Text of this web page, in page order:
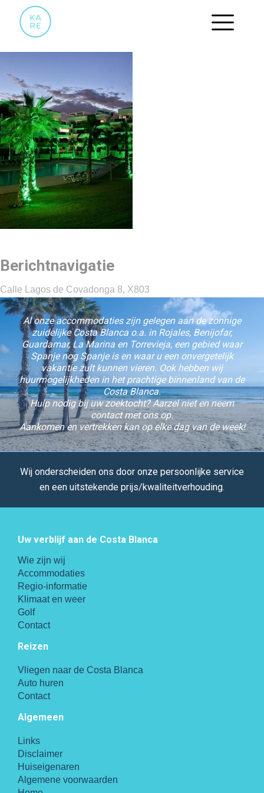
IMG_E9729
Berichtnavigatie
Calle Lagos de Covadonga 8, X803
Al onze accommodaties zijn gelegen aan de zonnige
zuidelijke Costa Blanca o.a. in Rojales, Benijofar,
Guardamar, La Marina en Torrevieja, een gebied waar
Spanje nog Spanje is en waar u een onvergetelijk
vakantie zult kunnen vieren. Ook hebben wij
huurmogelijkheden in het prachtige binnenland van de
Costa Blanca.
Hulp nodig bij uw zoektocht? Aarzel niet en neem
contact met ons op.
Aankomen en vertrekken kan op elke dag van de week!
Wij onderscheiden ons door onze persoonlijke service
en een uitstekende prijs/kwaliteitverhouding.
Uw verblijf aan de Costa Blanca
Wie zijn wij
Accommodaties
Regio-informatie
Klimaat en weer
Golf
Contact
Reizen
Vliegen naar de Costa Blanca
Auto huren
Contact
Algemeen
Links
Disclaimer
Huiseigenaren
Algemene voorwaarden